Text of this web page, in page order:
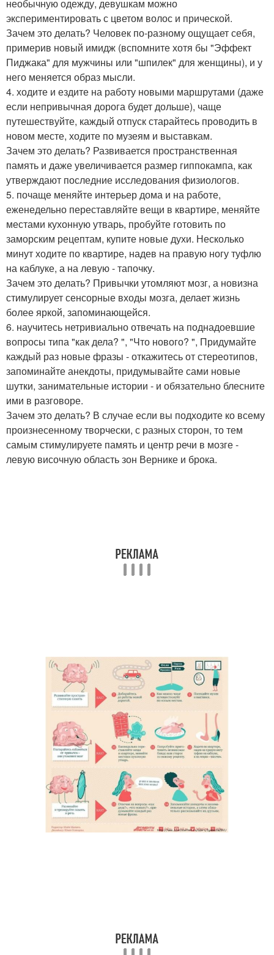
необычную одежду, девушкам можно
экспериментировать с цветом волос и прической.
Зачем это делать? Человек по-разному ощущает себя,
примерив новый имидж (вспомните хотя бы "Эффект
Пиджака" для мужчины или "шпилек" для женщины), и у
него меняется образ мысли.
4. ходите и ездите на работу новыми маршрутами (даже
если непривычная дорога будет дольше), чаще
путешествуйте, каждый отпуск старайтесь проводить в
новом месте, ходите по музеям и выставкам.
Зачем это делать? Развивается пространственная
память и даже увеличивается размер гиппокампа, как
утверждают последние исследования физиологов.
5. почаще меняйте интерьер дома и на работе,
еженедельно переставляйте вещи в квартире, меняйте
местами кухонную утварь, пробуйте готовить по
заморским рецептам, купите новые духи. Несколько
минут ходите по квартире, надев на правую ногу туфлю
на каблуке, а на левую - тапочку.
Зачем это делать? Привычки утомляют мозг, а новизна
стимулирует сенсорные входы мозга, делает жизнь
более яркой, запоминающейся.
6. научитесь нетривиально отвечать на поднадоевшие
вопросы типа "как дела? ", "Что нового? ", Придумайте
каждый раз новые фразы - откажитесь от стереотипов,
запоминайте анекдоты, придумывайте сами новые
шутки, занимательные истории - и обязательно блесните
ими в разговоре.
Зачем это делать? В случае если вы подходите ко всему
произнесенному творчески, с разных сторон, то тем
самым стимулируете память и центр речи в мозге -
левую височную область зон Вернике и брока.